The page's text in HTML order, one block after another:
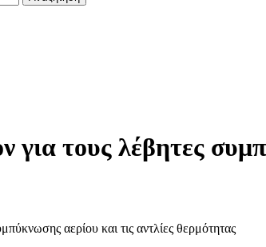
για τους λέβητες
αερίου και τις αντλίες θερμότητας